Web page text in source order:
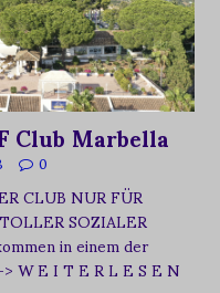
Club Marbella
0
CLUB NUR FÜR
SOZIALER
in einem der
W E I T E R L E S E N